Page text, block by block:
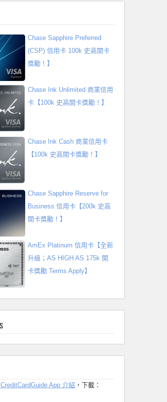
Chase Sapphire Preferred
(CSP) 信用卡 100k 史高開卡
獎勵！】
Chase Ink Unlimited 商業信用
卡【100k 史高開卡獎勵！】
Chase Ink Cash 商業信用卡
【100k 史高開卡獎勵！】
Chase Sapphire Reserve for
Business 信用卡【200k 史高
開卡獎勵！】
AmEx Platinum 信用卡【全新
升級；AS HIGH AS 175k 開
卡獎勵 Terms Apply】
App 介紹 ，下載：